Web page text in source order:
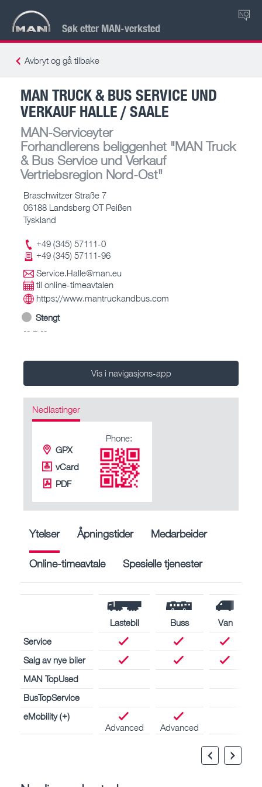
Søk etter MAN-verksted
NO
Avbryt og gå tilbake
MAN TRUCK & BUS SERVICE UND
VERKAUF HALLE / SAALE
MAN-Serviceyter
Forhandlerens beliggenhet "MAN Truck
& Bus Service und Verkauf
Vertriebsregion Nord-Ost"
Braschwitzer Straße 7
06188 Landsberg OT Peißen
Tyskland
+49 (345) 57111-0
+49 (345) 57111-96
Service.Halle@man.eu
til online-timeavtalen
https://www.mantruckandbus.com
Stengt
-- – --
Vis i navigasjons-app
Nedlastinger
GPX
vCard
PDF
Phone:
Ytelser Åpningstider Medarbeider
Online-timeavtale Spesielle tjenester
Lastebil Buss
Van
Service
Salg av nye biler
MAN TopUsed
BusTopService
eMobility (+)
Advanced
Advanced